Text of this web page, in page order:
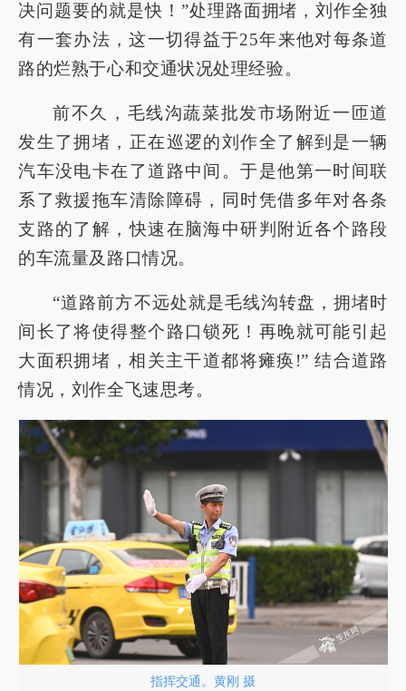
决问题要的就是快！”处理路面拥堵，刘作全独
有一套办法，这一切得益于25年来他对每条道
路的烂熟于心和交通状况处理经验。
前不久，毛线沟蔬菜批发市场附近一匝道
发生了拥堵，正在巡逻的刘作全了解到是一辆
汽车没电卡在了道路中间。于是他第一时间联
系了救援拖车清除障碍，同时凭借多年对各条
支路的了解，快速在脑海中研判附近各个路段
的车流量及路口情况。
“道路前方不远处就是毛线沟转盘，拥堵时
间长了将使得整个路口锁死！再晚就可能引起
大面积拥堵，相关主干道都将瘫痪!” 结合道路
情况，刘作全飞速思考。
指挥交通。黄刚 摄